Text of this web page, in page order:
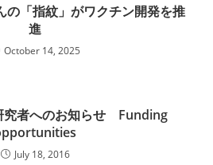
の「指紋」がワクチン開発を推
進
October 14, 2025
究者へのお知らせ Funding
July 18, 2016